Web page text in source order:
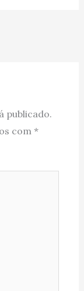
publicado.
com *